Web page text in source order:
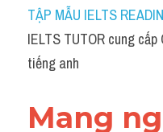
Idiom
Grammar
Word form
TẬP MẪU IELTS
IELTS TUTOR cung
tiếng anh
Mang